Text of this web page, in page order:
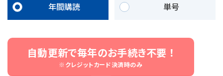
年間購読 単号
自動更新で毎年のお手続き不要 ！
※クレジットカード決済時のみ